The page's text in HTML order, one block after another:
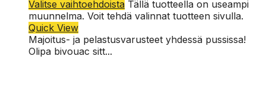
Valitse vaihtoehdoista Tällä tuotteella on useampi
muunnelma. Voit tehdä valinnat tuotteen sivulla.
Quick View
Majoitus- ja pelastusvarusteet yhdessä pussissa!
Olipa bivouac sitt...